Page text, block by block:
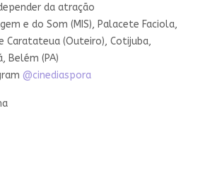
da atração
e do Som (MIS), Palacete Faciola,
Caratateua (Outeiro), Cotijuba,
Belém (PA)
@cinediaspora